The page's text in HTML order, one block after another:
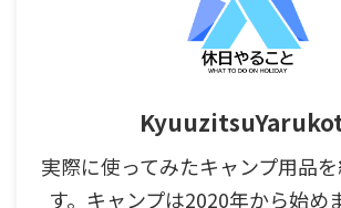
実際に使ってみたキャンプ用品
す。キャンプは2020年から始め